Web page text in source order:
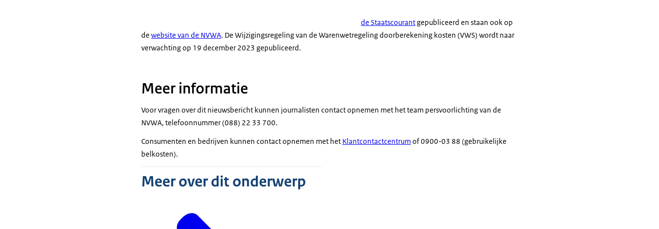
de Staatscourantgepubliceerd en staan ook op
de website van de NVWA. De Wijzigingsregeling van de Warenwetregeling doorberekening kosten (VWS) wordt naar
verwachting op 19 december 2023 gepubliceerd.
Meer informatie
Voor vragen over dit nieuwsbericht kunnen journalisten contact opnemen met het team persvoorlichting van de
NVWA, telefoonnummer (088) 22 33 700.
Consumenten en bedrijven kunnen contact opnemen met het Klantcontactcentrum of 0900-03 88 (gebruikelijke
belkosten).
Meer over dit onderwerp